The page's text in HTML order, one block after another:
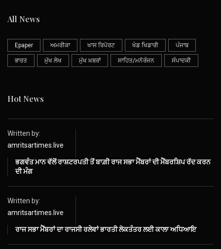
All News
Epaper ਅਮਰੀਕਾ ਖਾਸ ਰਿਪੋਰਟ ਖੇਡ ਖਿਡਾਰੀ ਪੰਜਾਬ
ਭਾਰਤ ਮੁੱਖ ਲੇਖ ਮੁੱਖ ਖ਼ਬਰਾਂ ਸਾਹਿਤ/ਮਨੋਰੰਜਨ ਸੰਪਾਦਕੀ
Hot News
Written by:
amritsartimes.live
ਭਗਵੰਤ ਮਾਨ ਵੱਲੋਂ ਰਾਸ਼ਟਰਪਤੀ ਤੋਂ ਬਾਗ਼ੀ ਰਾਜ ਸਭਾ ਮੈਂਬਰਾਂ ਦੀ ਮੈਂਬਰਸ਼ਿਪ ਰੱਦ ਕਰਨ
ਦੀ ਮੰਗ
Written by:
amritsartimes.live
ਰਾਜ ਸਭਾ ਮੈਂਬਰਾਂ ਦਾ ਰਾਜਸੀ ਰਲੇਵਾਂ ਭਾਰਤੀ ਲੋਕਤੰਤਰ ਲਈ ਕਾਲਾ ਅਧਿਆਇ